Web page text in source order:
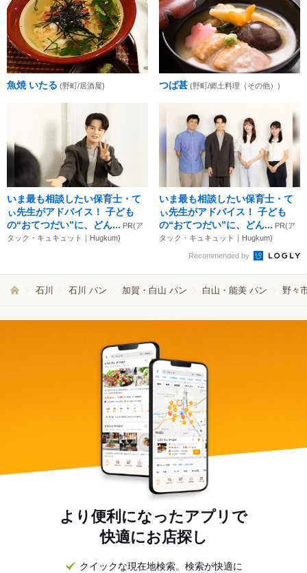
魚焼 いたる (野町/居酒屋) つば甚 (野町/郷土料理（その他）)
いま最も相談したい保育士・て
ぃ先生がアドバイス！ 子ども
の“おてつだい”に、どん... PR(ア
タック・キュキュット｜Hugkum)
いま最も相談したい保育士・て
ぃ先生がアドバイス！ 子ども
の“おてつだい”に、どん... PR(ア
タック・キュキュット｜Hugkum)
Recommended by
石川 石川 パン 加賀・白山 パン 白山・能美 パン 野々
より便利になったアプリで
快適にお店探し
クイックな現在地検索。検索が快適に